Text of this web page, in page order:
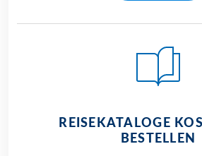
REISEKATALOGE
BESTELLEN